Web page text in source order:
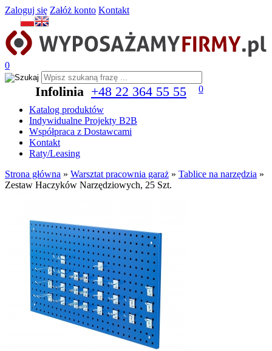
Zaloguj się Załóż konto Kontakt
0
Infolinia +48 22 364 55 55
0
Katalog produktów
Indywidualne Projekty B2B
Współpraca z Dostawcami
Kontakt
Raty/Leasing
Strona główna » Warsztat pracownia garaż » Tablice na narzędzia »
Zestaw Haczyków Narzędziowych, 25 Szt.